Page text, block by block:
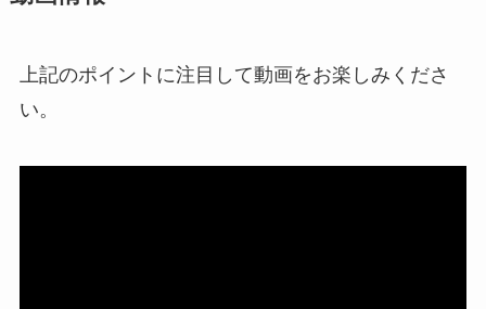
上記のポイントに注目して動画をお楽しみくださ
い。